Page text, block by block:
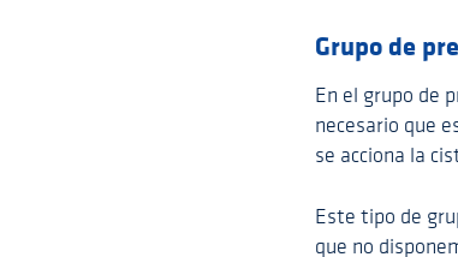
Grupo de
En el grupo de
necesario que
se acciona la
Este tipo de
que no